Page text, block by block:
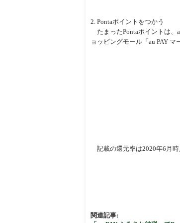
2. Pontaポイントをつかう
たまったPontaポイントは、
ョッピングモール「au PAY
記載の還元率は2020年6月時
関連記事: